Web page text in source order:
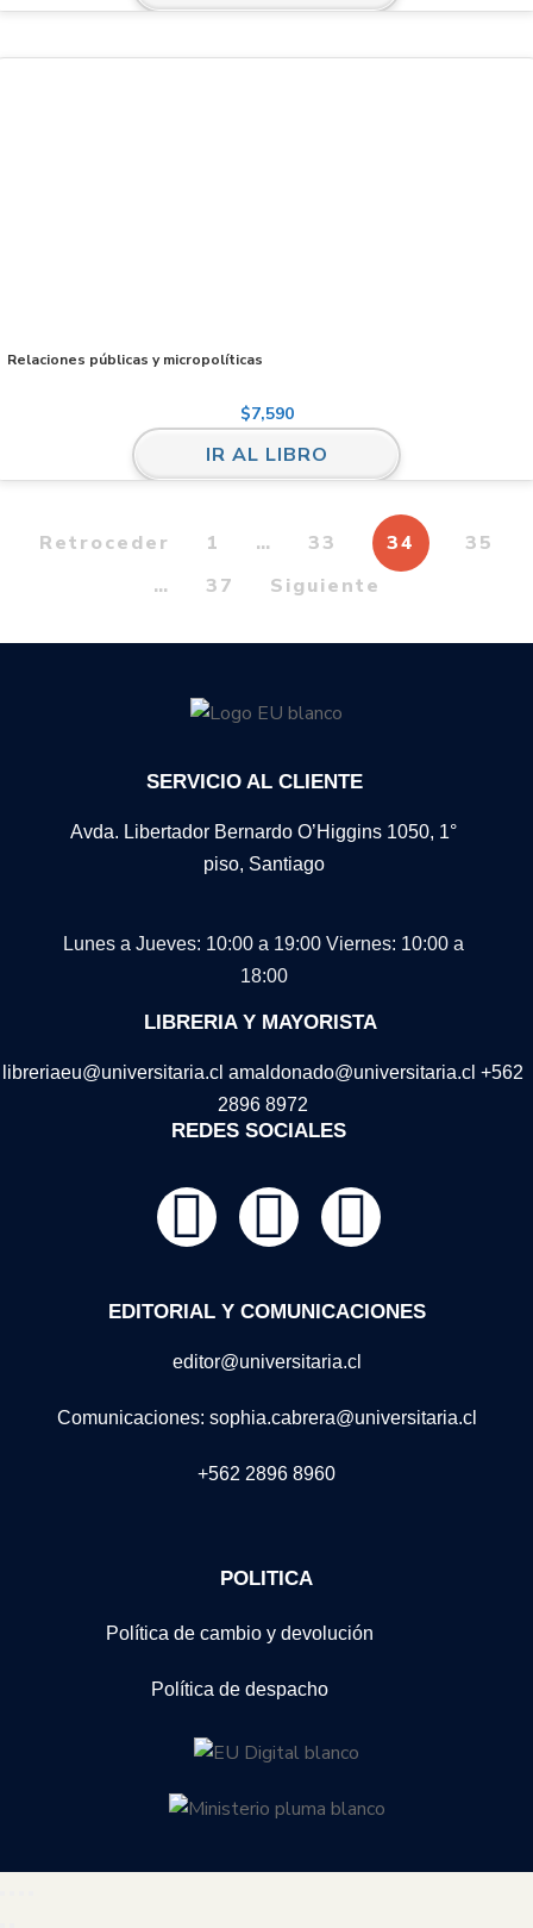
Relaciones públicas y micropolíticas
$7,590
IR AL LIBRO
Retroceder 1 … 33 34
35
…
37 Siguiente
SERVICIO AL CLIENTE
Avda. Libertador Bernardo O’Higgins 1050, 1°
piso, Santiago
Lunes a Jueves: 10:00 a 19:00 Viernes: 10:00 a
18:00
LIBRERIA Y MAYORISTA
libreriaeu@universitaria.cl amaldonado@universitaria.cl +562
2896 8972
REDES SOCIALES
EDITORIAL Y COMUNICACIONES
editor@universitaria.cl
Comunicaciones: sophia.cabrera@universitaria.cl
+562 2896 8960
POLITICA
Política de cambio y devolución
Política de despacho